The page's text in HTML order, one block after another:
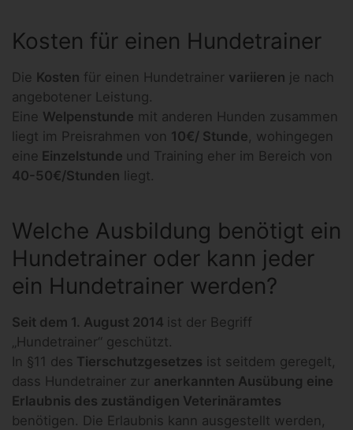
Kosten für einen Hundetrainer
Die Kosten für einen Hundetrainer variieren je nach
angebotener Leistung.
Eine Welpenstunde mit anderen Hunden zusammen
liegt im Preisrahmen von 10€/ Stunde , wohingegen
eine Einzelstunde und Training eher im Bereich von
40-50€/Stunden liegt.
Welche Ausbildung benötigt ein
Hundetrainer oder kann jeder
ein Hundetrainer werden?
Seit dem 1. August 2014 ist der Begriff
„Hundetrainer“ geschützt.
In §11 des Tierschutzgesetzes ist seitdem geregelt,
dass Hundetrainer zur anerkannten Ausübung eine
Erlaubnis des zuständigen Veterinäramtes
benötigen. Die Erlaubnis kann ausgestellt werden,